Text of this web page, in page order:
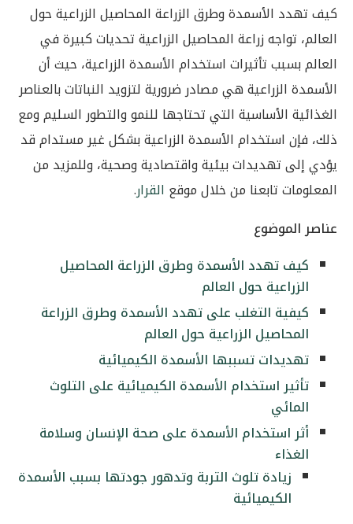
كيف تهدد الأسمدة وطرق الزراعة المحاصيل الزراعية حول
العالم، تواجه زراعة المحاصيل الزراعية تحديات كبيرة في
العالم بسبب تأثيرات استخدام الأسمدة الزراعية، حيث أن
الأسمدة الزراعية هي مصادر ضرورية لتزويد النباتات بالعناصر
الغذائية الأساسية التي تحتاجها للنمو والتطور السليم ومع
ذلك، فإن استخدام الأسمدة الزراعية بشكل غير مستدام قد
يؤدي إلى تهديدات بيئية واقتصادية وصحية، وللمزيد من
المعلومات تابعنا من خلال موقع القرار.
عناصر الموضوع
كيف تهدد الأسمدة وطرق الزراعة المحاصيل
الزراعية حول العالم
كيفية التغلب على تهدد الأسمدة وطرق الزراعة
المحاصيل الزراعية حول العالم
تهديدات تسببها الأسمدة الكيميائية
تأثير استخدام الأسمدة الكيميائية على التلوث
المائي
أثر استخدام الأسمدة على صحة الإنسان وسلامة
الغذاء
زيادة تلوث التربة وتدهور جودتها بسبب الأسمدة
الكيميائية